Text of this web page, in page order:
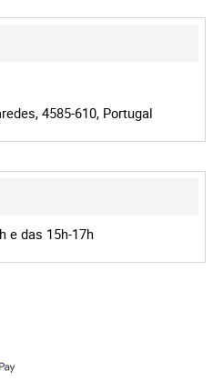
Leaflet ©OpenStreetMap
4585-610, Portugal
e das 15h-17h